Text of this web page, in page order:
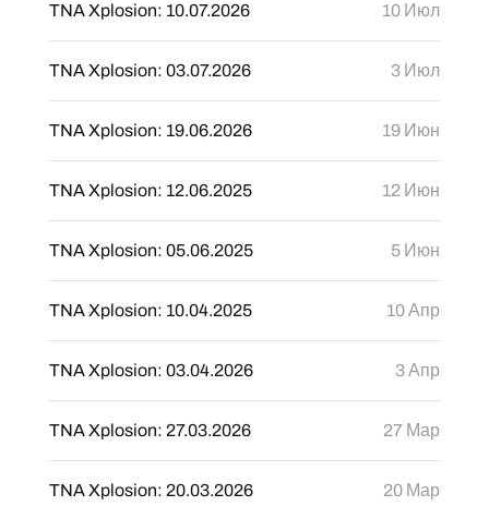
TNA Xplosion: 10.07.2026 10 Июл
TNA Xplosion: 03.07.2026 3 Июл
TNA Xplosion: 19.06.2026 19 Июн
TNA Xplosion: 12.06.2025 12 Июн
TNA Xplosion: 05.06.2025 5 Июн
TNA Xplosion: 10.04.2025 10 Апр
TNA Xplosion: 03.04.2026 3 Апр
TNA Xplosion: 27.03.2026 27 Мар
TNA Xplosion: 20.03.2026 20 Мар